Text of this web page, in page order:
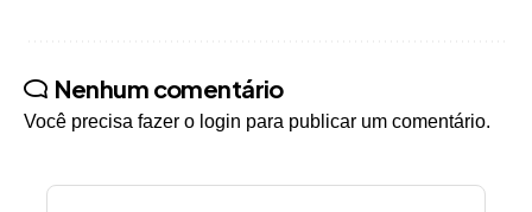
Nenhum comentário
Você precisa fazer o login para publicar um comentário.